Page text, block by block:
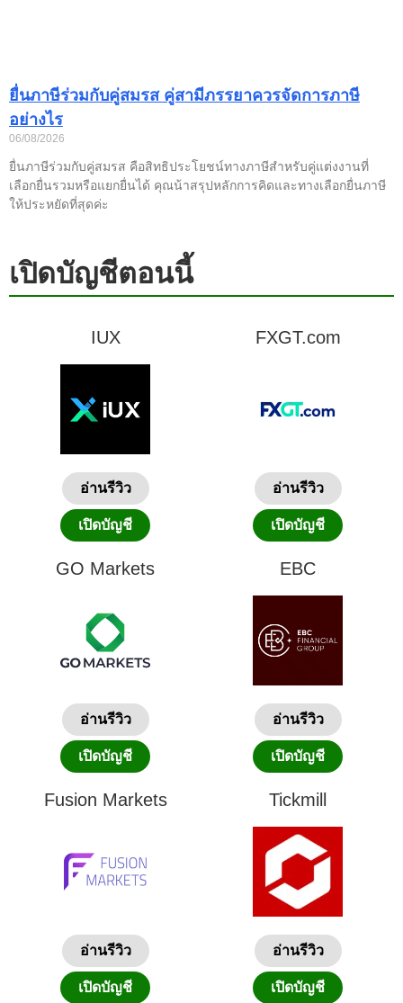
ยื่นภาษีร่วมกับคู่สมรส คู่สามีภรรยาควรจัดการภาษี
อย่างไร
06/08/2026
ยื่นภาษีร่วมกับคู่สมรส คือสิทธิประโยชน์ทางภาษีสำหรับคู่แต่งงานที่
เลือกยื่นรวมหรือแยกยื่นได้ คุณน้าสรุปหลักการคิดและทางเลือกยื่นภาษี
ให้ประหยัดที่สุดค่ะ
เปิดบัญชีตอนนี้
IUX
อ่านรีวิว
เปิดบัญชี
FXGT.com
อ่านรีวิว
เปิดบัญชี
GO Markets
อ่านรีวิว
เปิดบัญชี
EBC
อ่านรีวิว
เปิดบัญชี
Fusion Markets
อ่านรีวิว
เปิดบัญชี
Tickmill
อ่านรีวิว
เปิดบัญชี